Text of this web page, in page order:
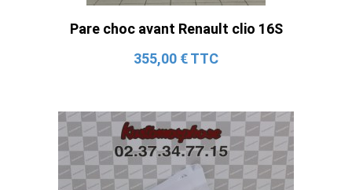
Pare choc avant Renault clio 16S
355,00 € TTC